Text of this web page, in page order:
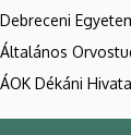
Debreceni
Általános
ÁOK Dékáni